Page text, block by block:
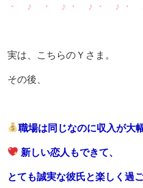
・ ♪ ・ ♪ ・ ♪ ・ ♪ ・
実は、こちらのＹさま。
その後、
職場は同じなのに収入が大
新しい恋人もできて、
とても誠実な彼氏と楽しく過